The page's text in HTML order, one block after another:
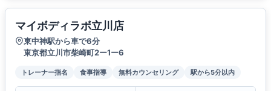
マイボディラボ立川店
東中神駅から車で6分
東京都立川市柴崎町2ー1ー6
トレーナー指名 食事指導 無料カウンセリング 駅から5分以内